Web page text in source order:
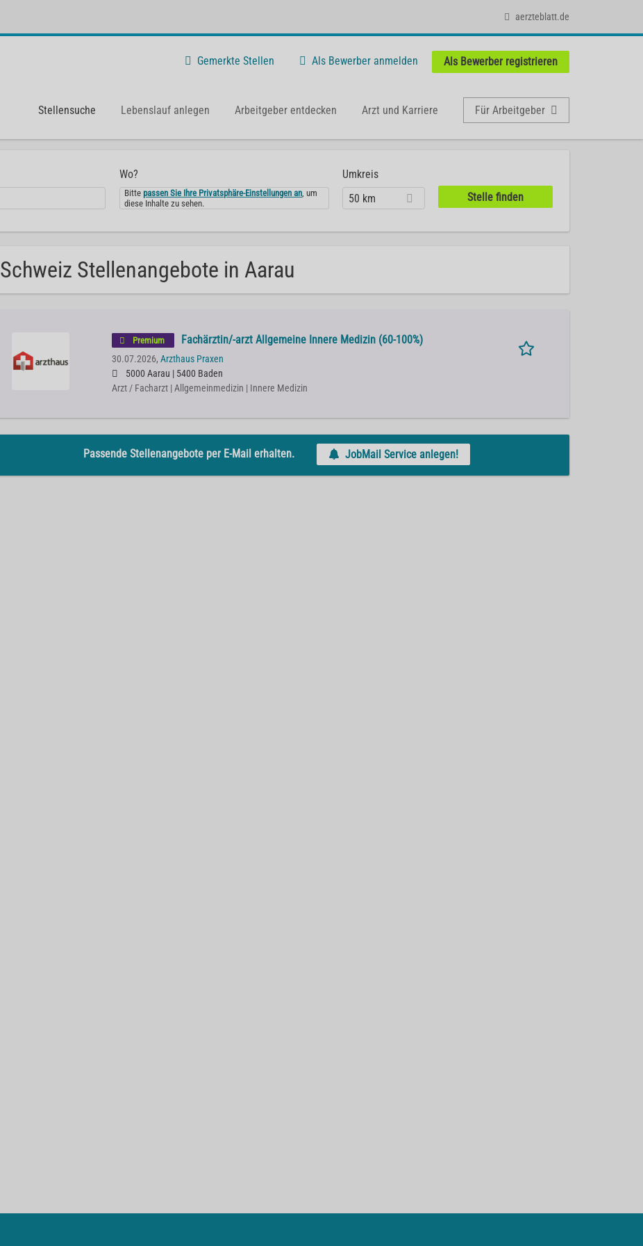
aerzteblatt.de
Gemerkte Stellen Als Bewerber anmelden Als Bewerber registrieren
Stellensuche Lebenslauf anlegen Arbeitgeber entdecken Arzt und Karriere Für Arbeitgeber
Wo?
Bittepassen Sie Ihre Privatsphäre-Einstellungen an, um
diese Inhalte zu sehen.
Umkreis
50 km
Schweiz Stellenangebote in Aarau
Premium Fachärztin/-arzt Allgemeine Innere Medizin (60-100%)
30.07.2026, Arzthaus Praxen
5000 Aarau | 5400 Baden
Arzt / Facharzt | Allgemeinmedizin | Innere Medizin
Passende Stellenangebote per E-Mail erhalten. JobMail Service anlegen!